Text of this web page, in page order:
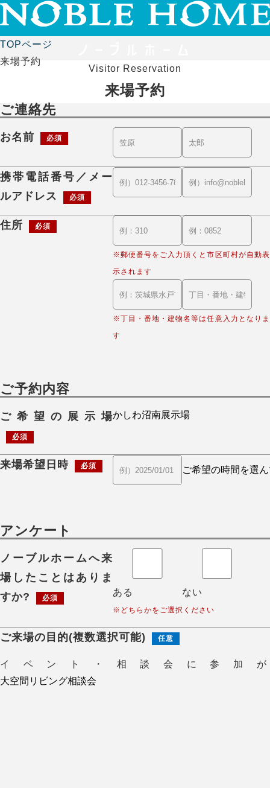
TOPページ
来場予約
Visitor Reservation
来場予約
ご連絡先
お名前 必須
携帯電話番号／メー
ルアドレス
必須
住所 必須
※郵便番号をご入力頂くと市区町村が自動表
示されます
※丁目・番地・建物名等は任意入力となりま
す
ご予約内容
ご希望の展示場
必須
来場希望日時 必須
アンケート
ノーブルホームへ来
場したことはありま
すか?
必須
ある ない
※どちらかをご選択ください
ご来場の目的(複数選択可能) 任意
イベント・相談会に参加